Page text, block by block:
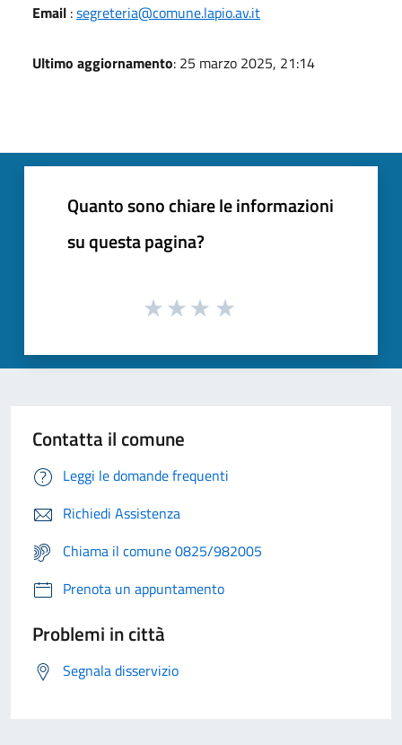
Email :segreteria@comune.lapio.av.it
Ultimo aggiornamento: 25 marzo 2025, 21:14
Quanto sono chiare le informazioni
su questa pagina?
Contatta il comune
Leggi le domande frequenti
Richiedi Assistenza
Chiama il comune 0825/982005
Prenota un appuntamento
Problemi in città
Segnala disservizio